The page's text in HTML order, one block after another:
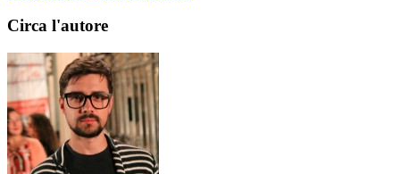
Circa l'autore